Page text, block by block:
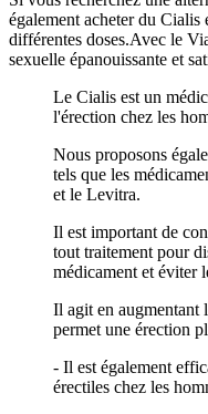
également acheter du
différentes doses.Avec le
sexuelle épanouissante et
Le Cialis est un
l'érection chez les
Nous proposons
tels que les
et le Levitra.
Il est important de
tout traitement pour
médicament et éviter
Il agit en augmentant
permet une érection
- Il est également
érectiles chez les